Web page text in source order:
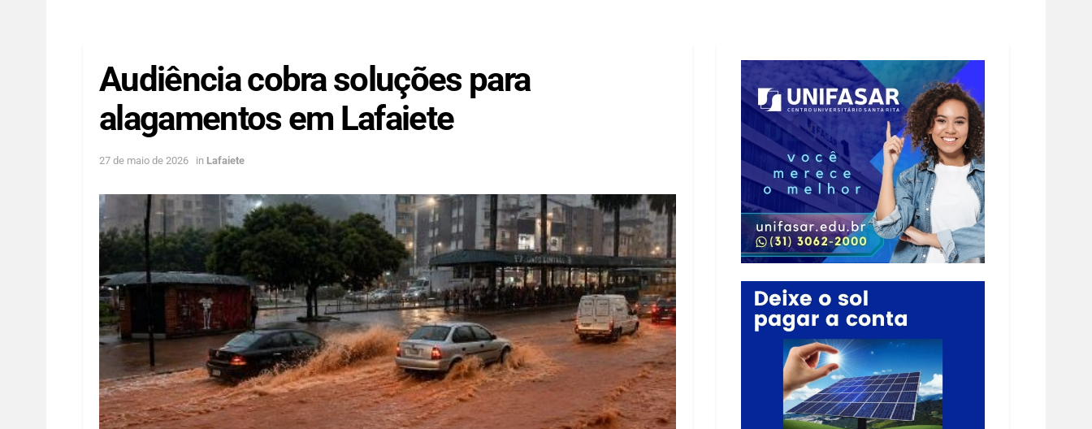
Audiência cobra soluções para
alagamentos em Lafaiete
27 de maio de 2026 in Lafaiete